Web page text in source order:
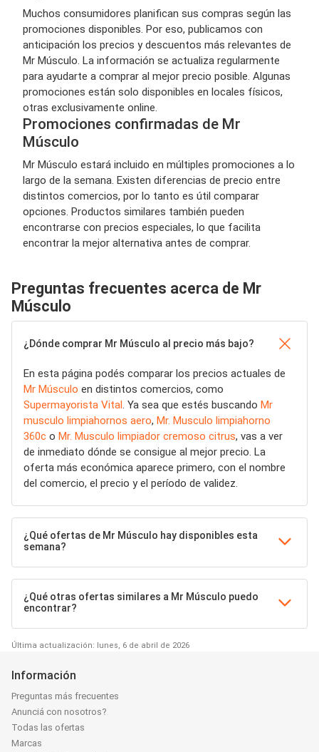
Muchos consumidores planifican sus compras según las
promociones disponibles. Por eso, publicamos con
anticipación los precios y descuentos más relevantes de
Mr Músculo. La información se actualiza regularmente
para ayudarte a comprar al mejor precio posible. Algunas
promociones están solo disponibles en locales físicos,
otras exclusivamente online.
Promociones confirmadas de Mr
Músculo
Mr Músculo estará incluido en múltiples promociones a lo
largo de la semana. Existen diferencias de precio entre
distintos comercios, por lo tanto es útil comparar
opciones. Productos similares también pueden
encontrarse con precios especiales, lo que facilita
encontrar la mejor alternativa antes de comprar.
Preguntas frecuentes acerca de Mr
Músculo
¿Dónde comprar Mr Músculo al precio más bajo?
En esta página podés comparar los precios actuales de
Mr Músculo en distintos comercios, como
Supermayorista Vital . Ya sea que estés buscando Mr
musculo limpiahornos aero, Mr. Musculo limpiahorno
360c o Mr. Musculo limpiador cremoso citrus, vas a ver
de inmediato dónde se consigue al mejor precio. La
oferta más económica aparece primero, con el nombre
del comercio, el precio y el período de validez.
¿Qué ofertas de Mr Músculo hay disponibles esta
semana?
¿Qué otras ofertas similares a Mr Músculo puedo
encontrar?
Última actualización: lunes, 6 de abril de 2026
Información
Preguntas más frecuentes
Anunciá con nosotros?
Todas las ofertas
Marcas